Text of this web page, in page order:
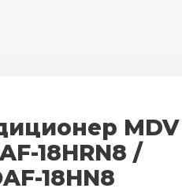
MDV
18HRN8 /
18HN8